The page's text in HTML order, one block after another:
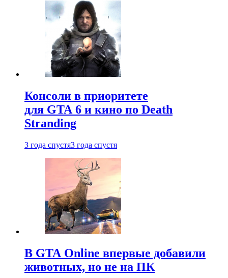
Консоли в приоритете
для GTA 6 и кино по Death
Stranding
3 года спустя3 года спустя
В GTA Online впервые добавили
животных, но не на ПК